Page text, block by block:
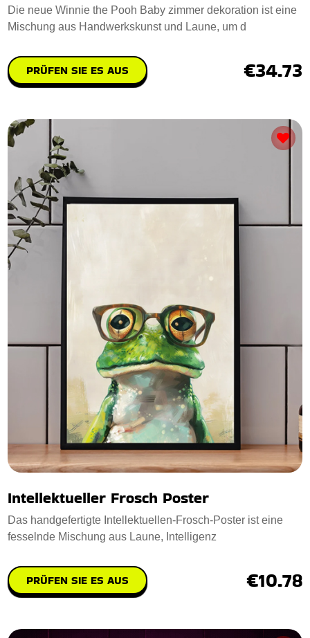
Die neue Winnie the Pooh Baby zimmer dekoration ist eine
Mischung aus Handwerkskunst und Laune, um d
PRÜFEN SIE ES AUS €34.73
Intellektueller Frosch Poster
Das handgefertigte Intellektuellen-Frosch-Poster ist eine
fesselnde Mischung aus Laune, Intelligenz
PRÜFEN SIE ES AUS €10.78